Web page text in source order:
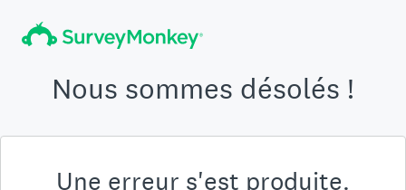
Nous sommes désolés !
Une erreur s'est produite.